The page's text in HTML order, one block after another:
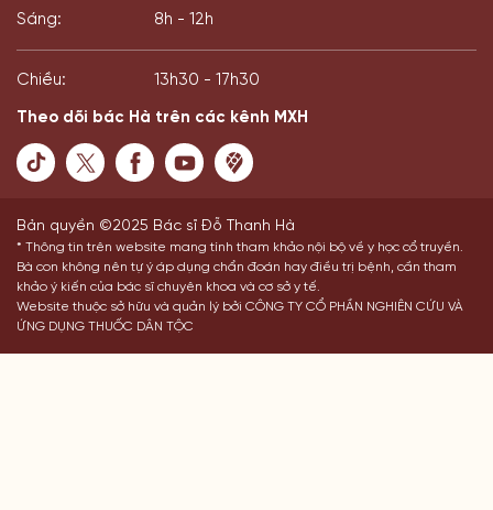
Sáng: 8h - 12h
Chiều: 13h30 - 17h30
Theo dõi bác Hà trên các kênh MXH
Bản quyền ©2025 Bác sĩ Đỗ Thanh Hà
* Thông tin trên website mang tính tham khảo nội bộ về y học cổ truyền.
Bà con không nên tự ý áp dụng chẩn đoán hay điều trị bệnh, cần tham
khảo ý kiến của bác sĩ chuyên khoa và cơ sở y tế.
Website thuộc sở hữu và quản lý bởi CÔNG TY CỔ PHẦN NGHIÊN CỨU VÀ
ỨNG DỤNG THUỐC DÂN TỘC